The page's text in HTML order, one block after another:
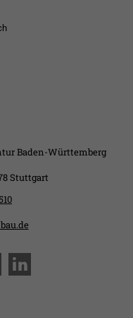
Baden-Württemberg
Stuttgart